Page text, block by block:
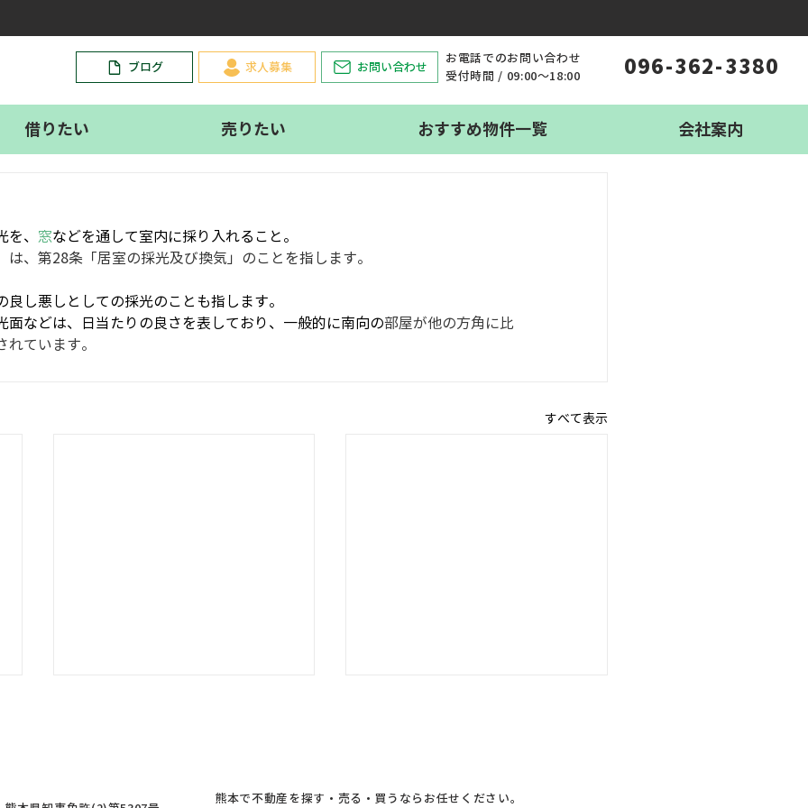
ブログ 求人募集 お問い合わせ
お電話でのお問い合わせ
受付時間 / 09:00〜18:00
096-362-3380
借りたい 売りたい おすすめ物件一覧 会社案内
を、 窓などを通して室内に採り入れること。
は、第28条「居室の採光及び換気」のことを指します。
良し悪しとしての採光のことも指します。
面などは、日当たりの良さを表しており、一般的に南向の部屋が他の方角に比
れています。
すべて表示
熊本で不動産を探す・売る・買うならお任せください。